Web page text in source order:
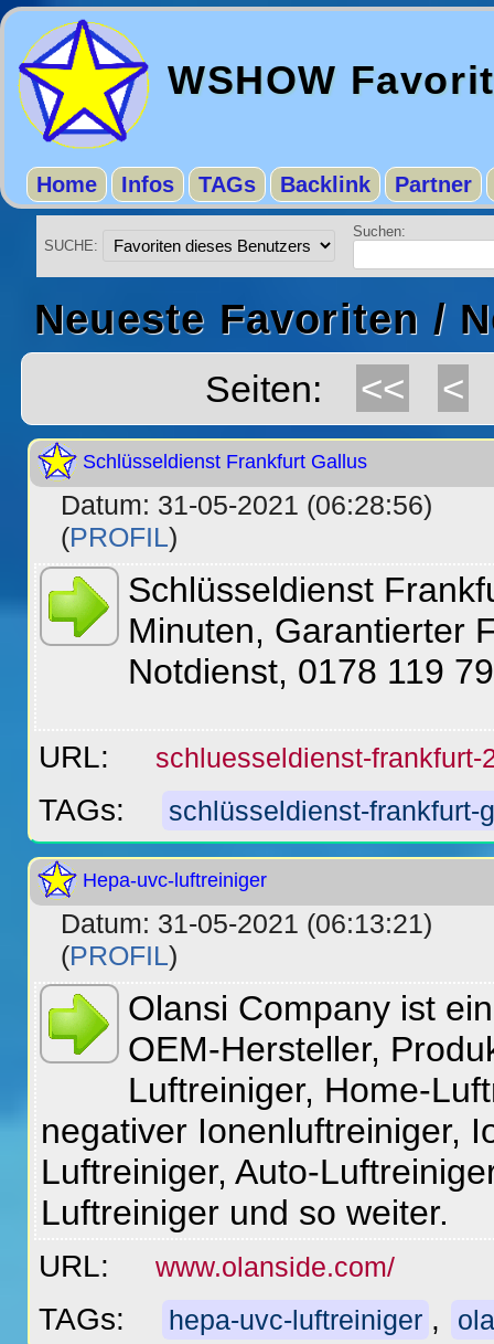
WSHOW
Home Infos TAGs Backlink Partner
SUCHE:
Suchen:
Neueste Favoriten /
Seiten: << <
Schlüsseldienst Frankfurt Gallus
Datum: 31-05-2021 (06:28:56)
(PROFIL)
Schlüsseldienst
Minuten, Garantierter
Notdienst, 0178 119
URL: schluesseldienst-frankfurt-
TAGs: schlüsseldienst-frankfurt-
Hepa-uvc-luftreiniger
Datum: 31-05-2021 (06:13:21)
(PROFIL)
Olansi Company ist
OEM-Hersteller,
Luftreiniger, Home-
negativer Ionenluftreiniger,
Luftreiniger, Auto-
Luftreiniger und so weiter.
URL: www.olanside.com/
TAGs: hepa-uvc-luftreiniger ,